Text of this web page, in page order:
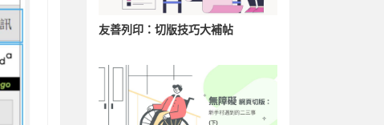
友善列印：切版技巧大補帖